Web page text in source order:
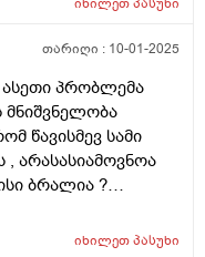
შედეგს ვერ
25 წლის,
თარიღი : 10-01-2025
ასეთი პრობლემა
მნიშვნელობა
წავისმევ სამი
, არასასიამოვნოა
ბრალია ?
იხილეთპასუხი